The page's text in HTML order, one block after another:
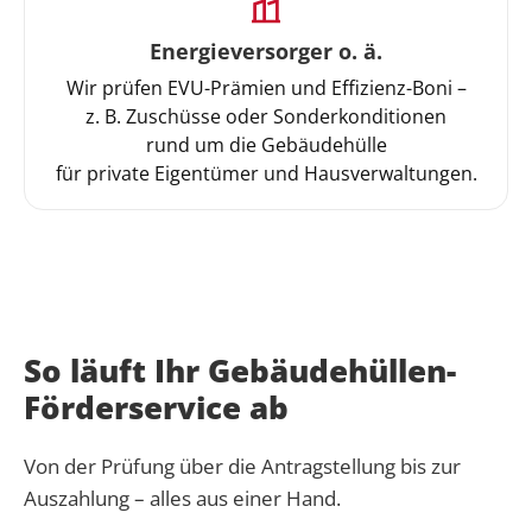
Energieversorger o. ä.
Wir prüfen EVU-Prämien und Effizienz-Boni –
z. B. Zuschüsse oder Sonderkonditionen
rund um die Gebäudehülle
für private Eigentümer und Hausverwaltungen.
So läuft Ihr Gebäudehüllen-
Förderservice ab
Von der Prüfung über die Antragstellung bis zur
Auszahlung – alles aus einer Hand.